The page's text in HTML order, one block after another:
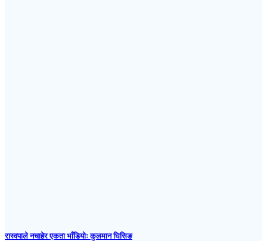
रास्वपाले नचाहेर एकता भाँडियोः कुलमान घिसिङ